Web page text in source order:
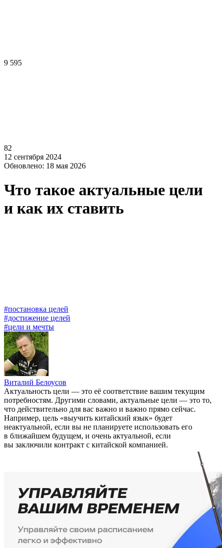
9 595
82
12 сентября 2024
Обновлено: 18 мая 2026
Что такое актуальные цели
и как их ставить
#постановка целей
#достижение целей
#цели и мечты
Виталий Белоусов
Актуальность цели — это её соответствие вашим текущим
потребностям. Другими словами, актуальные цели — это то,
что действительно для вас важно и важно прямо сейчас.
Например, цель «выучить китайский язык» будет
неактуальной, если вы не планируете использовать его
в ближайшем будущем, и очень актуальной, если
вы заключили контракт с китайской компанией.